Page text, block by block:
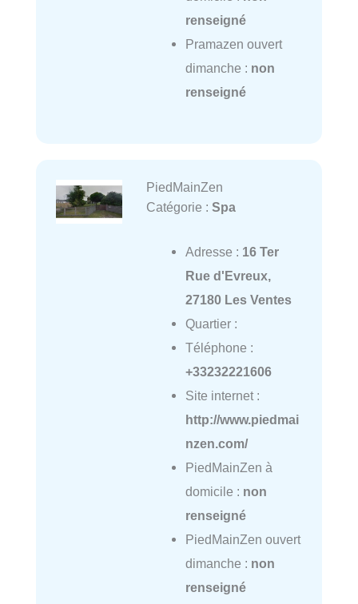
renseigné
Pramazen ouvert
dimanche : non
renseigné
PiedMainZen
Catégorie : Spa
Adresse : 16 Ter
Rue d'Evreux,
27180 Les Ventes
Quartier :
Téléphone :
+33232221606
Site internet :
http://www.piedmai
nzen.com/
PiedMainZen à
domicile : non
renseigné
PiedMainZen ouvert
dimanche : non
renseigné